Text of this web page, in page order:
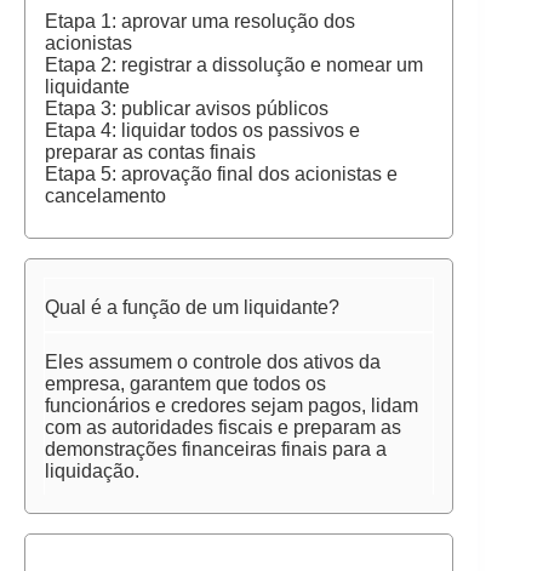
Etapa 1: aprovar uma resolução dos
acionistas
Etapa 2: registrar a dissolução e nomear um
liquidante
Etapa 3: publicar avisos públicos
Etapa 4: liquidar todos os passivos e
preparar as contas finais
Etapa 5: aprovação final dos acionistas e
cancelamento
Qual é a função de um liquidante?
Eles assumem o controle dos ativos da
empresa, garantem que todos os
funcionários e credores sejam pagos, lidam
com as autoridades fiscais e preparam as
demonstrações financeiras finais para a
liquidação.